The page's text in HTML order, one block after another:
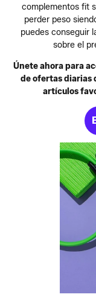
complementos fit
perder peso
puedes conseguir
sobre el
Únete ahora para
de ofertas diarias
artículos